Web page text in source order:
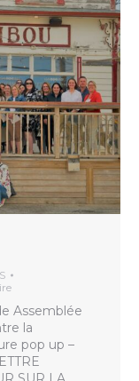
Assemblée
la
pop up –